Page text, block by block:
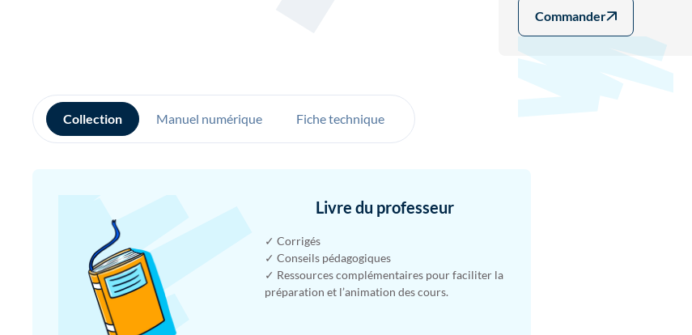
Commander
Collection Manuel numérique Fiche technique
Livre du professeur
✓ Corrigés
✓ Conseils pédagogiques
✓ Ressources complémentaires pour faciliter la
préparation et l’animation des cours.